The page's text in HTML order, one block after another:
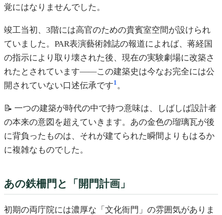
覚にはなりませんでした。
竣工当初、3階には高官のための貴賓室空間が設けられ
ていました。PAR表演藝術雑誌の報道によれば、蒋経国
の指示により取り壊された後、現在の実験劇場に改築さ
れたとされています——この建築史は今なお完全には公
開されていない口述伝承です1。
📝 一つの建築が時代の中で持つ意味は、しばしば設計者
の本来の意図を超えていきます。あの金色の瑠璃瓦が後
に背負ったものは、それが建てられた瞬間よりもはるか
に複雑なものでした。
あの鉄柵門と「開門計画」
初期の両庁院には濃厚な「文化衙門」の雰囲気がありま